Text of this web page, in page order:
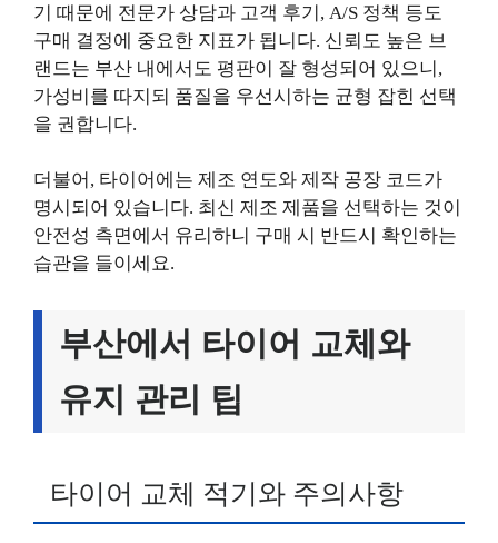
기 때문에 전문가 상담과 고객 후기, A/S 정책 등도
구매 결정에 중요한 지표가 됩니다. 신뢰도 높은 브
랜드는 부산 내에서도 평판이 잘 형성되어 있으니,
가성비를 따지되 품질을 우선시하는 균형 잡힌 선택
을 권합니다.
더불어, 타이어에는 제조 연도와 제작 공장 코드가
명시되어 있습니다. 최신 제조 제품을 선택하는 것이
안전성 측면에서 유리하니 구매 시 반드시 확인하는
습관을 들이세요.
부산에서 타이어 교체와
유지 관리 팁
타이어 교체 적기와 주의사항